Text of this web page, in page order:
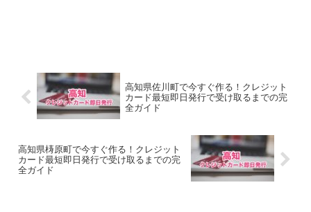
高知県佐川町で今すぐ作る！クレジット
カード最短即日発行で受け取るまでの完
全ガイド
高知県梼原町で今すぐ作る！クレジット
カード最短即日発行で受け取るまでの完
全ガイド